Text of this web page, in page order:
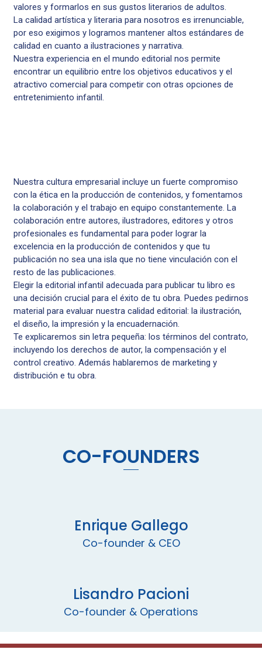
valores y formarlos en sus gustos literarios de adultos.
La calidad artística y literaria para nosotros es irrenunciable,
por eso exigimos y logramos mantener altos estándares de
calidad en cuanto a ilustraciones y narrativa.
Nuestra experiencia en el mundo editorial nos permite
encontrar un equilibrio entre los objetivos educativos y el
atractivo comercial para competir con otras opciones de
entretenimiento infantil.
Nuestra cultura empresarial incluye un fuerte compromiso
con la ética en la producción de contenidos, y fomentamos
la colaboración y el trabajo en equipo constantemente. La
colaboración entre autores, ilustradores, editores y otros
profesionales es fundamental para poder lograr la
excelencia en la producción de contenidos y que tu
publicación no sea una isla que no tiene vinculación con el
resto de las publicaciones.
Elegir la editorial infantil adecuada para publicar tu libro es
una decisión crucial para el éxito de tu obra. Puedes pedirnos
material para evaluar nuestra calidad editorial: la ilustración,
el diseño, la impresión y la encuadernación.
Te explicaremos sin letra pequeña: los términos del contrato,
incluyendo los derechos de autor, la compensación y el
control creativo. Además hablaremos de marketing y
distribución e tu obra.
CO-FOUNDERS
Enrique Gallego
Co-founder & CEO
Lisandro Pacioni
Co-founder & Operations